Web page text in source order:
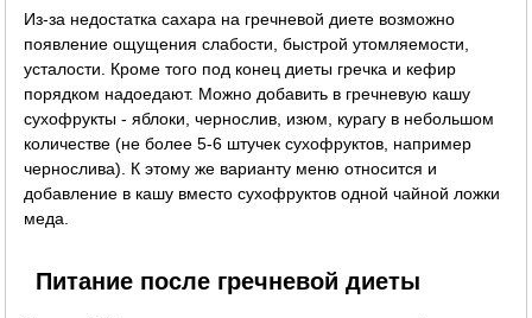
Из-за недостатка сахара на гречневой диете возможно
появление ощущения слабости, быстрой утомляемости,
усталости. Кроме того под конец диеты гречка и кефир
порядком надоедают. Можно добавить в гречневую кашу
сухофрукты - яблоки, чернослив, изюм, курагу в небольшом
количестве (не более 5-6 штучек сухофруктов, например
чернослива). К этому же варианту меню относится и
добавление в кашу вместо сухофруктов одной чайной ложки
меда.
Питание после гречневой диеты